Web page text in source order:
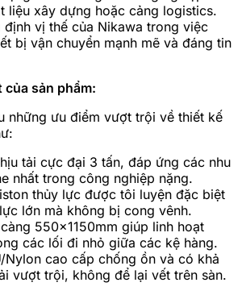
liệu xây dựng hoặc cảng logistics.
định vị thế của Nikawa trong việc
bị vận chuyển mạnh mẽ và đáng tin
sản phẩm:
những ưu điểm vượt trội về thiết kế
tải cực đại 3 tấn, đáp ứng các nhu
nhất trong công nghiệp nặng.
thủy lực được tôi luyện đặc biệt
lớn mà không bị cong vênh.
550x1150mm giúp linh hoạt
các lối đi nhỏ giữa các kệ hàng.
Nylon cao cấp chống ồn và có khả
vượt trội, không để lại vết trên sàn.